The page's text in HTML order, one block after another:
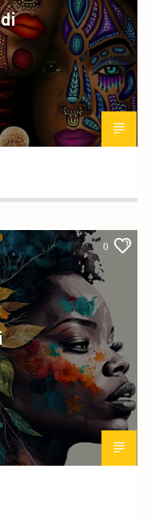
0